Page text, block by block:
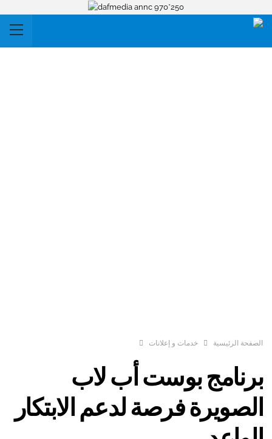
الصفحة الرئيسية خدمات و إعلانات
برنامج بوست أب لاب
الصويرة فرصة لدعم الابتكار